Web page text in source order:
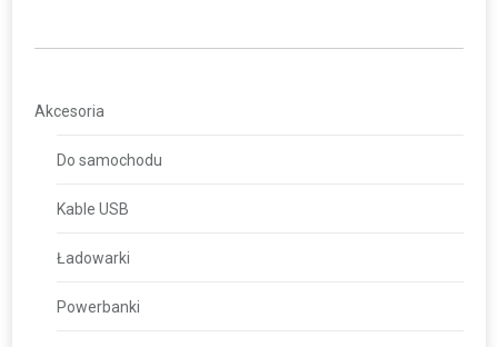
Akcesoria
Do samochodu
Kable USB
Ładowarki
Powerbanki